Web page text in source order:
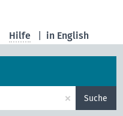
in English
Hilfe
× Suche